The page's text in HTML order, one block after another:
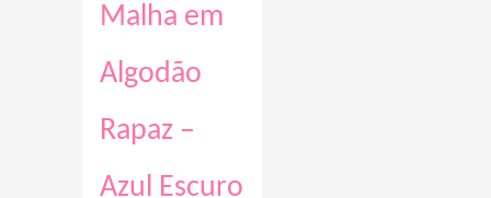
Malha em
Algodão
Rapaz –
Azul Escuro